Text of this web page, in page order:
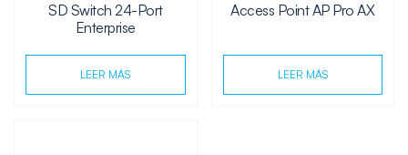
SD Switch 24-Port
Enterprise
LEER MÁS
Access Point AP Pro AX
LEER MÁS